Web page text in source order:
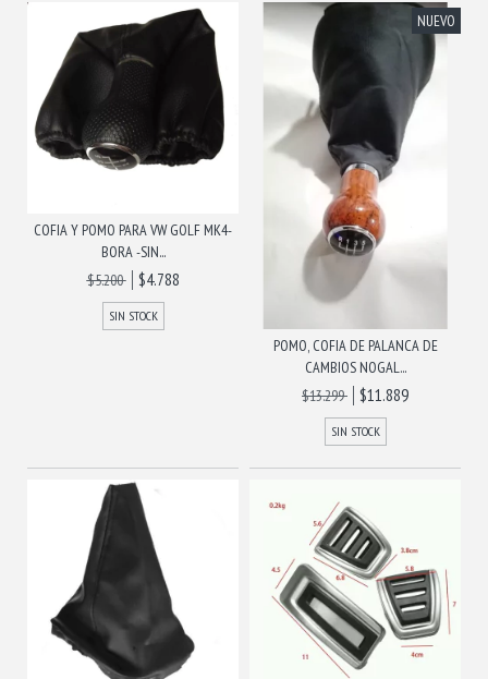
COFIA Y POMO PARA VW GOLF MK4-
BORA -SIN...
$5.200
$4.788
SIN STOCK
NUEVO
POMO, COFIA DE PALANCA DE
CAMBIOS NOGAL...
$13.299
$11.889
SIN STOCK